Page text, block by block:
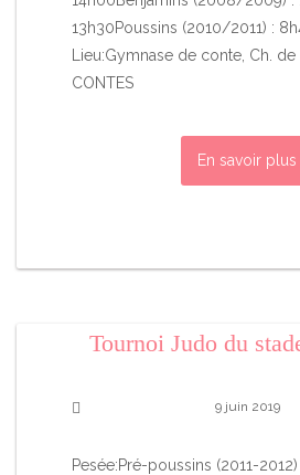
13h30Poussins (2010/2011) :
Lieu:Gymnase de conte, Ch.
CONTES
En savoir plus
Tournoi Judo du
9 juin 2019
Pesée:Pré-poussins (2011-